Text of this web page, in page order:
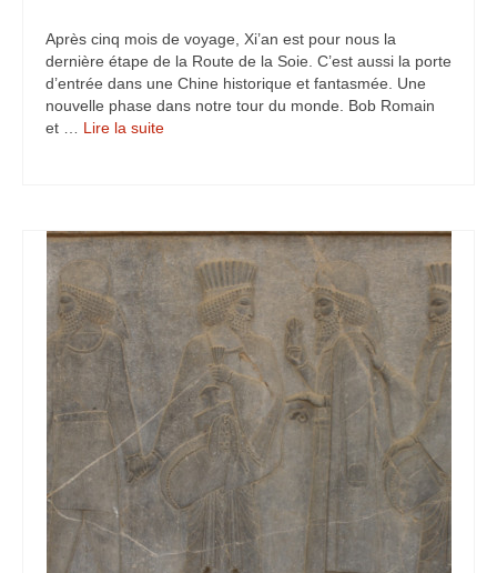
Après cinq mois de voyage, Xi’an est pour nous la
dernière étape de la Route de la Soie. C’est aussi la porte
d’entrée dans une Chine historique et fantasmée. Une
nouvelle phase dans notre tour du monde. Bob Romain
et … Lire la suite­­